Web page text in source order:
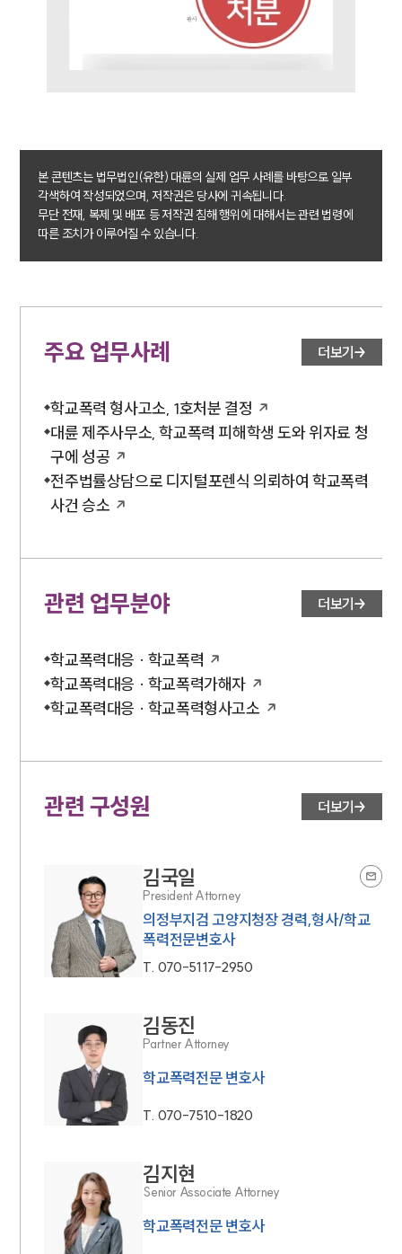
팀소개
고객의 소리
통합검색
AI대륜
업무사례
법률지식인
업무분야
전체
학교폭력전문변호사
언론보도
공지사항
법률 블로그
법률서식
대륜법률상담예약
본 콘텐츠는 법무법인(유한) 대륜의 실제 업무 사례를 바탕으로 일부
각색하여 작성되었으며, 저작권은 당사에 귀속됩니다.
무단 전재, 복제 및 배포 등 저작권 침해 행위에 대해서는 관련 법령에
따른 조치가 이루어질 수 있습니다.
주요 업무사례 더보기
학교폭력 형사고소, 1호처분 결정
대륜 제주사무소, 학교폭력 피해학생 도와 위자료 청
구에 성공
전주법률상담으로 디지털포렌식 의뢰하여 학교폭력
사건 승소
관련 업무분야 더보기
학교폭력대응 · 학교폭력
학교폭력대응 · 학교폭력가해자
학교폭력대응 · 학교폭력형사고소
관련 구성원 더보기
김국일
President Attorney
의정부지검 고양지청장 경력,형사/학교
폭력전문변호사
T. 070-5117-2950
김동진
Partner Attorney
학교폭력전문 변호사
T. 070-7510-1820
김지현
Senior Associate Attorney
학교폭력전문 변호사